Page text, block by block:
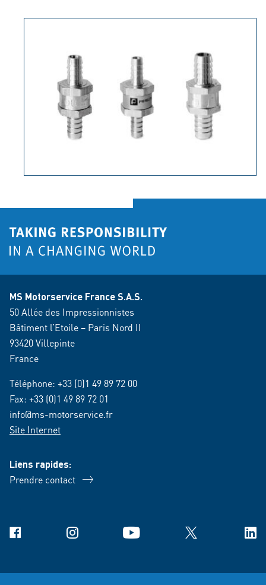
MS Motorservice France S.A.S.
50 Allée des Impressionnistes
Bâtiment l’Etoile – Paris Nord II
93420 Villepinte
France
Téléphone: +33 (0)1 49 89 72 00
Fax: +33 (0)1 49 89 72 01
info@ms-motorservice.fr
Site Internet
Liens rapides:
Prendre contact
Facebook Instagram YouTube X